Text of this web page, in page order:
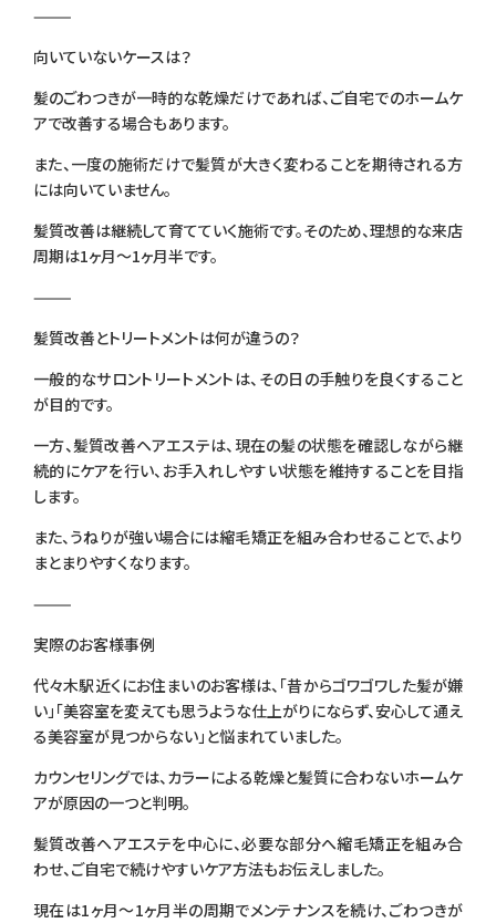
⸻
向いていないケースは？
髪のごわつきが一時的な乾燥だけであれば、ご自宅でのホームケ
アで改善する場合もあります。
また、一度の施術だけで髪質が大きく変わることを期待される方
には向いていません。
髪質改善は継続して育てていく施術です。そのため、理想的な来店
周期は1ヶ月〜1ヶ月半です。
⸻
髪質改善とトリートメントは何が違うの？
一般的なサロントリートメントは、その日の手触りを良くすること
が目的です。
一方、髪質改善ヘアエステは、現在の髪の状態を確認しながら継
続的にケアを行い、お手入れしやすい状態を維持することを目指
します。
また、うねりが強い場合には縮毛矯正を組み合わせることで、より
まとまりやすくなります。
⸻
実際のお客様事例
代々木駅近くにお住まいのお客様は、「昔からゴワゴワした髪が嫌
い」「美容室を変えても思うような仕上がりにならず、安心して通え
る美容室が見つからない」と悩まれていました。
カウンセリングでは、カラーによる乾燥と髪質に合わないホームケ
アが原因の一つと判明。
髪質改善ヘアエステを中心に、必要な部分へ縮毛矯正を組み合
わせ、ご自宅で続けやすいケア方法もお伝えしました。
現在は1ヶ月〜1ヶ月半の周期でメンテナンスを続け、ごわつきが